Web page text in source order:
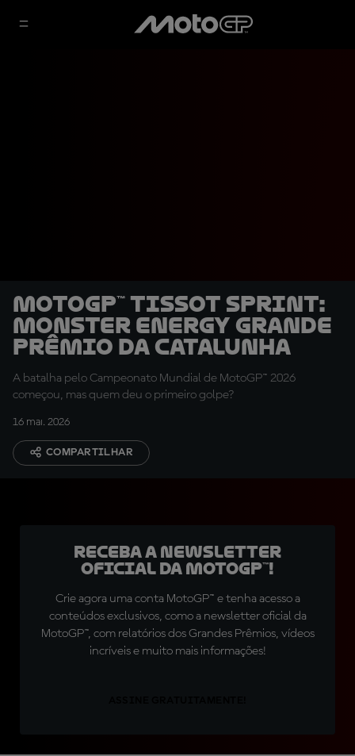
MotoGP™ Tissot Sprint:
Monster Energy Grande
Prêmio da Catalunha
A batalha pelo Campeonato Mundial de MotoGP™ 2026
começou, mas quem deu o primeiro golpe?
16 mai. 2026
COMPARTILHAR
Receba a newsletter
oficial da MotoGP™!
Crie agora uma conta MotoGP™ e tenha acesso a
conteúdos exclusivos, como a newsletter oficial da
MotoGP™, com relatórios dos Grandes Prêmios, vídeos
incríveis e muito mais informações!